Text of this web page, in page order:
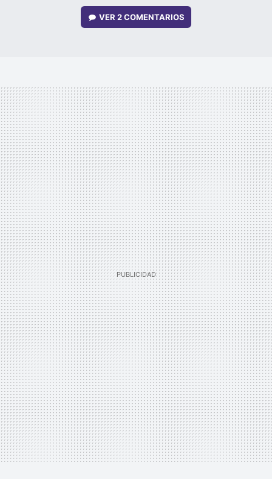
VER2 COMENTARIOS